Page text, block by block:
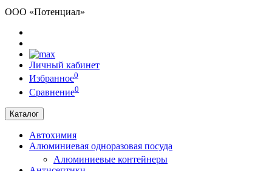
ООО «Потенциал»
Личный кабинет
Избранное0
Сравнение0
Каталог
Автохимия
Алюминиевая одноразовая посуда
Алюминиевые контейнеры